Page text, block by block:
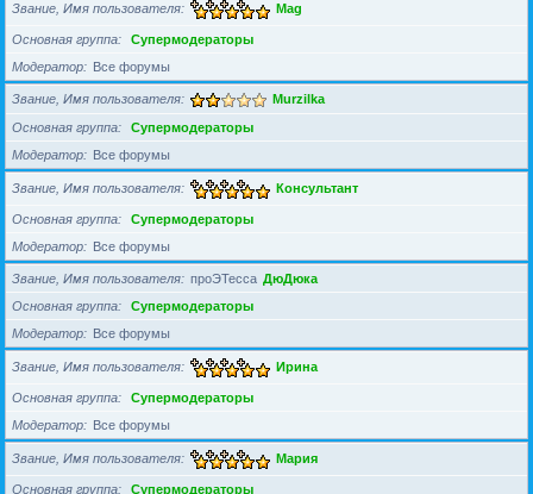
Звание, Имя пользователя Mag
Основная группа
Супермодераторы
Модератор
Все форумы
Звание, Имя пользователя Murzilka
Основная группа
Супермодераторы
Модератор
Все форумы
Звание, Имя пользователя Консультант
Основная группа
Супермодераторы
Модератор
Все форумы
Звание, Имя пользователя проЭТесса ДюДюка
Основная группа
Супермодераторы
Модератор
Все форумы
Звание, Имя пользователя Ирина
Основная группа
Супермодераторы
Модератор
Все форумы
Звание, Имя пользователя Мария
Основная группа Супермодераторы